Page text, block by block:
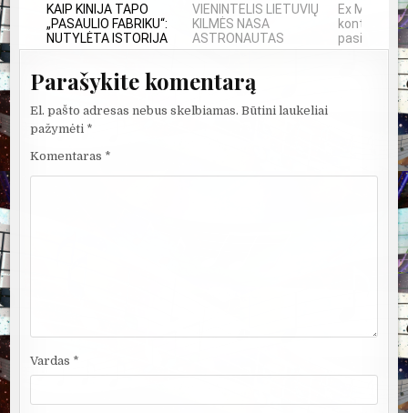
KAIP KINIJA TAPO
„PASAULIO FABRIKU“:
NUTYLĖTA ISTORIJA
VIENINTELIS LIETUVIŲ
KILMĖS NASA
ASTRONAUTAS
Ex Machina:
kontrolės ir
Parašykite komentarą
El. pašto adresas nebus skelbiamas. Būtini laukeliai
pažymėti *
Komentaras *
Vardas *